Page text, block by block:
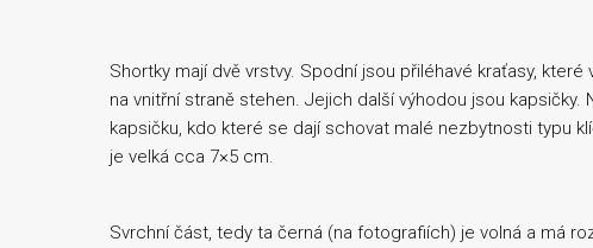
Shortky mají dvě vrstvy. Spodní jsou přiléhavé kraťasy,
na vnitřní straně stehen. Jejich další výhodou jsou kapsičky.
kapsičku, kdo které se dají schovat malé nezbytnosti typu
je velká cca 7×5 cm.
Svrchní část, tedy ta černá (na fotografiích) je volná a má